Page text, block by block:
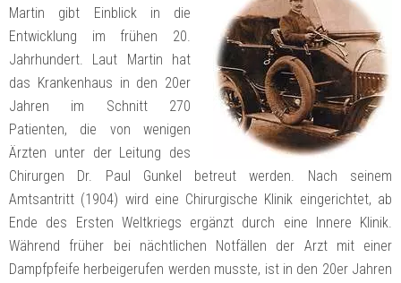
Martin gibt Einblick in die
Entwicklung im frühen 20.
Jahrhundert. Laut Martin hat
das Krankenhaus in den 20er
Jahren im Schnitt 270
Patienten, die von wenigen
Ärzten unter der Leitung des
Chirurgen Dr. Paul Gunkel betreut werden. Nach seinem
Amtsantritt (1904) wird eine Chirurgische Klinik eingerichtet, ab
Ende des Ersten Weltkriegs ergänzt durch eine Innere Klinik.
Während früher bei nächtlichen Notfällen der Arzt mit einer
Dampfpfeife herbeigerufen werden musste, ist in den 20er Jahren